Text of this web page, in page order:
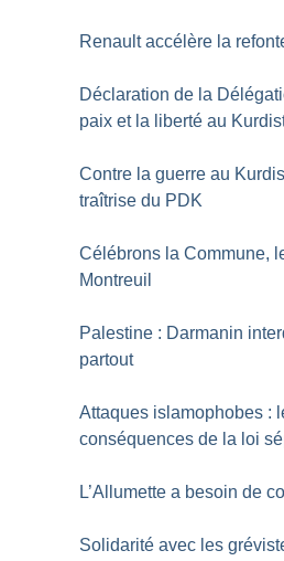
Renault accélère la
Déclaration de la
paix et la liberté au
Contre la guerre au
traîtrise du PDK
Célébrons la Commune,
Montreuil
Palestine : Darmanin
partout
Attaques islamophobes :
conséquences de la loi
L’Allumette a besoin de
Solidarité avec les